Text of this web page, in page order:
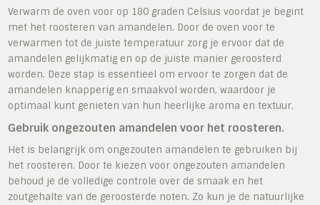
Verwarm de oven voor op 180 graden Celsius voordat je begint
met het roosteren van amandelen. Door de oven voor te
verwarmen tot de juiste temperatuur zorg je ervoor dat de
amandelen gelijkmatig en op de juiste manier geroosterd
worden. Deze stap is essentieel om ervoor te zorgen dat de
amandelen knapperig en smaakvol worden, waardoor je
optimaal kunt genieten van hun heerlijke aroma en textuur.
Gebruik ongezouten amandelen voor het roosteren.
Het is belangrijk om ongezouten amandelen te gebruiken bij
het roosteren. Door te kiezen voor ongezouten amandelen
behoud je de volledige controle over de smaak en het
zoutgehalte van de geroosterde noten. Zo kun je de natuurlijke